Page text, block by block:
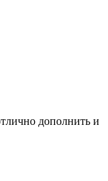
дополнить и